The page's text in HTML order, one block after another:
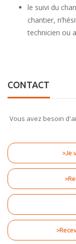
le suivi du
chantier,
technicien ou
CONTACT
Vous avez besoin
>Je